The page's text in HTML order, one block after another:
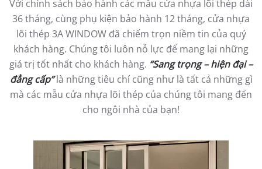
Với chính sách bảo hành các mẫu cửa nhựa lõi thép dài
36 tháng, cùng phụ kiện bảo hành 12 tháng, cửa nhựa
lõi thép 3A WINDOW đã chiếm trọn niềm tin của quý
khách hàng. Chúng tôi luôn nỗ lực để mang lại những
giá trị tốt nhất cho khách hàng. “Sang trọng – hiện đại –
đẳng cấp”là những tiêu chí cũng như là tất cả những gì
mà các mẫu cửa nhựa lõi thép của chúng tôi mang đến
cho ngôi nhà của bạn!